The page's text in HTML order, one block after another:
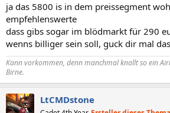
ja das 5800 is in dem preissegment
empfehlenswerte
dass gibs sogar im blödmarkt für 290
wenns billiger sein soll, guck dir mal
Kann vorkommen, denn manchmal knallt so ein
Birne.
LtCMDstone